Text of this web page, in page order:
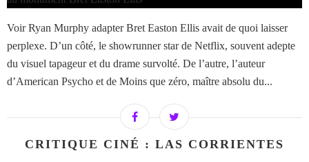
Voir Ryan Murphy adapter Bret Easton Ellis avait de quoi laisser
perplexe. D’un côté, le showrunner star de Netflix, souvent adepte
du visuel tapageur et du drame survolté. De l’autre, l’auteur
d’American Psycho et de Moins que zéro, maître absolu du...
CRITIQUE CINÉ : LAS CORRIENTES